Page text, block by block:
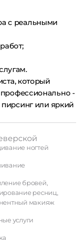
с реальными
который
-
пирсинг или яркий
ногтей
бровей,
ресниц,
макияж
услуги